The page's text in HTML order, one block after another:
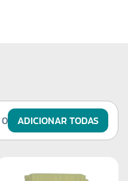
0 ADICIONAR TODAS